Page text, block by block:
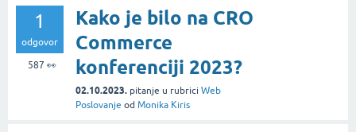
1
odgovor
587 👀
Kako je bilo na CRO
Commerce
konferenciji 2023?
02.10.2023. pitanje u rubrici Web
Poslovanje od Monika Kiris